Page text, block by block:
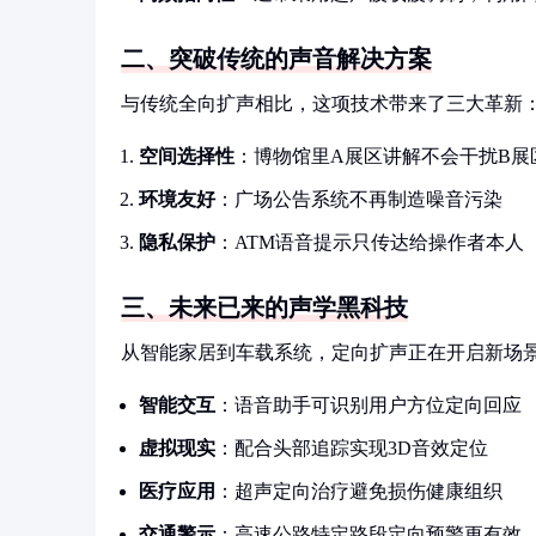
二、突破传统的声音解决方案
与传统全向扩声相比，这项技术带来了三大革新：
空间选择性 ：博物馆里A展区讲解不会干扰B展
环境友好：广场公告系统不再制造噪音污染
隐私保护 ：ATM语音提示只传达给操作者本人
三、未来已来的声学黑科技
从智能家居到车载系统，定向扩声正在开启新场
智能交互 ：语音助手可识别用户方位定向回应
虚拟现实 ：配合头部追踪实现3D音效定位
医疗应用 ：超声定向治疗避免损伤健康组织